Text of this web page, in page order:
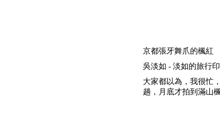
京都張牙舞爪的楓紅
吳淡如 - 淡如的旅行印
大家都以為，我很忙
趟，月底才拍到滿山